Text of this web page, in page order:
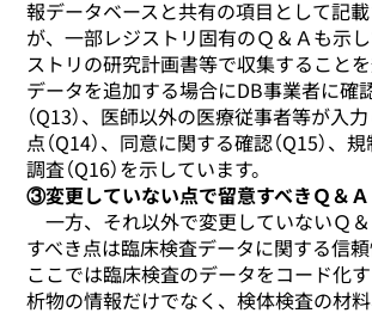
報データベースと共有の項目として記
が、一部レジストリ固有のＱ＆Ａも示
ストリの研究計画書等で収集すること
データを追加する場合にDB事業者に確
（Q13）、医師以外の医療従事者等が入
点（Q14）、同意に関する確認（Q15）、
調査（Q16）を示しています。
③変更していない点で留意すべきＱ＆Ａ
一方、それ以外で変更していないＱ
すべき点は臨床検査データに関する信頼
ここでは臨床検査のデータをコード化
析物の情報だけでなく、検体検査の材